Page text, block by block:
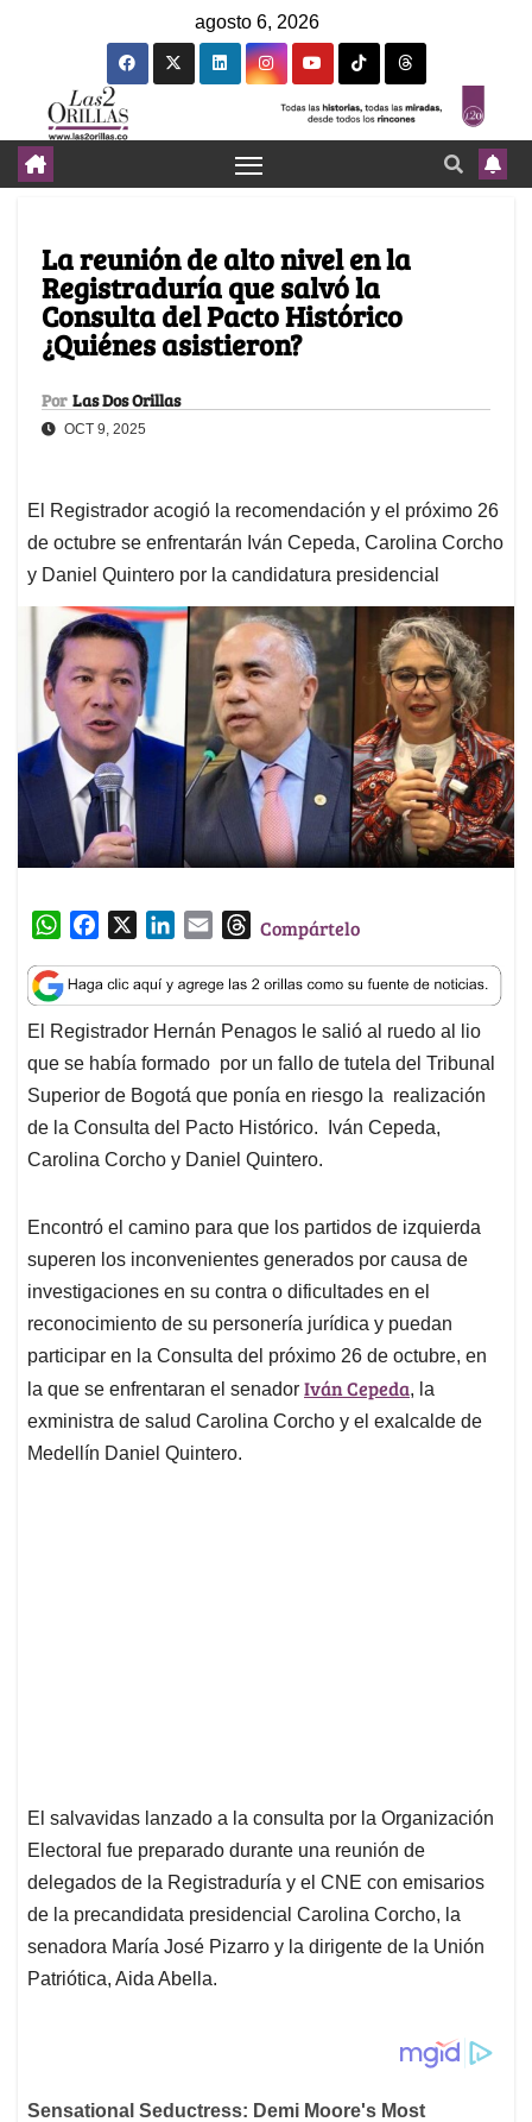
agosto 6, 2026
La reunión de alto nivel en la
Registraduría que salvó la
Consulta del Pacto Histórico
¿Quiénes asistieron?
Por Las Dos Orillas
OCT 9, 2025
El Registrador acogió la recomendación y el próximo 26
de octubre se enfrentarán Iván Cepeda, Carolina Corcho
y Daniel Quintero por la candidatura presidencial
W
a
t
s
A
p
p
c
e
b
o
o
k
n
k
e
d
I
n
a
i
l
T
r
e
a
d
s
Compártelo
El Registrador Hernán Penagos le salió al ruedo al lio
que se había formado por un fallo de tutela del Tribunal
Superior de Bogotá que ponía en riesgo la realización
de la Consulta del Pacto Histórico. Iván Cepeda,
Carolina Corcho y Daniel Quintero.
Encontró el camino para que los partidos de izquierda
superen los inconvenientes generados por causa de
investigaciones en su contra o dificultades en el
reconocimiento de su personería jurídica y puedan
participar en la Consulta del próximo 26 de octubre, en
la que se enfrentaran el senador Iván Cepeda, la
exministra de salud Carolina Corcho y el exalcalde de
Medellín Daniel Quintero.
El salvavidas lanzado a la consulta por la Organización
Electoral fue preparado durante una reunión de
delegados de la Registraduría y el CNE con emisarios
de la precandidata presidencial Carolina Corcho, la
senadora María José Pizarro y la dirigente de la Unión
Patriótica, Aida Abella.